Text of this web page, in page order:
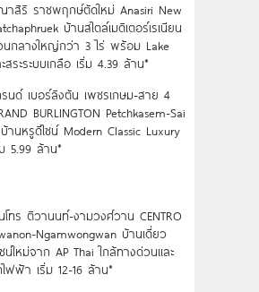
ศรีนครินทร์-บางนา ทาวน์โฮม 3
าสิริ ราชพฤกษ์ตัดใหม่ Anasiri New
บ้านสไตล์เมดิเตอร์เรเนียน
นกลางใหญ่กว่า 3 ไร่ พร้อม Lake
สระระบบเกลือ เริ่ม 4.39 ล้าน*
รนด์ เบอร์ลิงตัน เพชรเกษม-สาย 4
BURLINGTON Petchkasem-Sai
านหรูดีไซน์ Modern Classic Luxury
5.99 ล้าน*
โทร ติวานนท์-งามวงศ์วาน CENTRO
Ngamwongwan บ้านเดี่ยว
น์ใหม่จาก AP Thai ใกล้ทางด่วนและ
ฟฟ้า เริ่ม 12-16 ล้าน*